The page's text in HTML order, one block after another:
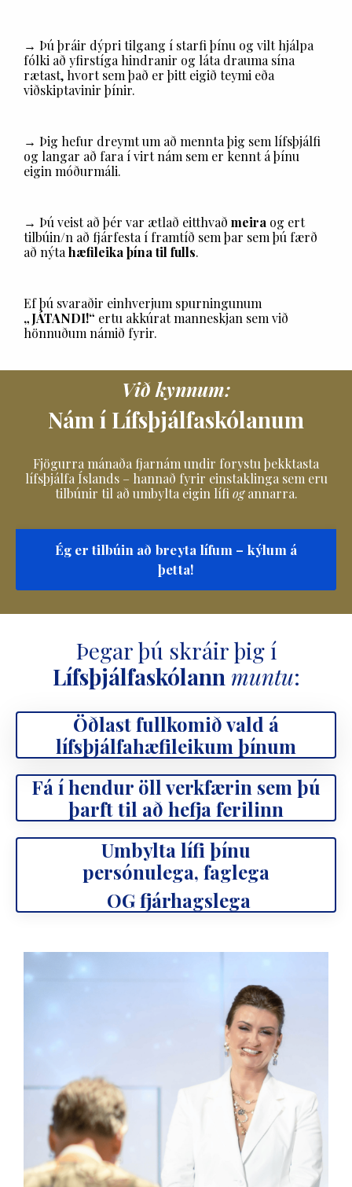
→ Þú þráir dýpri tilgang í starfi þínu og vilt hjálpa
fólki að yfirstíga hindranir og láta drauma sína
rætast, hvort sem það er þitt eigið teymi eða
viðskiptavinir þínir.
→ Þig hefur dreymt um að mennta þig sem lífsþjálfi
og langar að fara í virt nám sem er kennt á þínu
eigin móðurmáli.
→ Þú veist að þér var ætlað eitthvað meira og ert
tilbúin/n að fjárfesta í framtíð sem þar sem þú færð
að nýta hæfileika þína til fulls.
Ef þú svaraðir einhverjum spurningunum
„JÁTANDI!“ ertu akkúrat manneskjan sem við
hönnuðum námið fyrir.
Við kynnum:
Nám í Lífsþjálfaskólanum
Fjögurra mánaða fjarnám undir forystu þekktasta
lífsþjálfa Íslands – hannað fyrir einstaklinga sem eru
tilbúnir til að umbylta eigin lífi ogannarra.
Ég er tilbúin að breyta lífum – kýlum á
þetta!
Þegar þú skráir þig í
Lífsþjálfaskólann muntu:
Öðlast fullkomið vald á
lífsþjálfahæfileikum þínum
Fá í hendur öll verkfærin sem þú
þarft til að hefja ferilinn
Umbylta lífi þínu
persónulega, faglega
OG fjárhagslega